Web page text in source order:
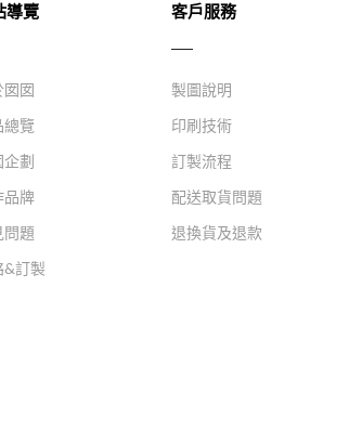
導覽
囡囡
總覽
企劃
品牌
問題
&訂製
客戶服務
製圖說明
印刷技術
訂製流程
配送取貨問題
退換貨及退款